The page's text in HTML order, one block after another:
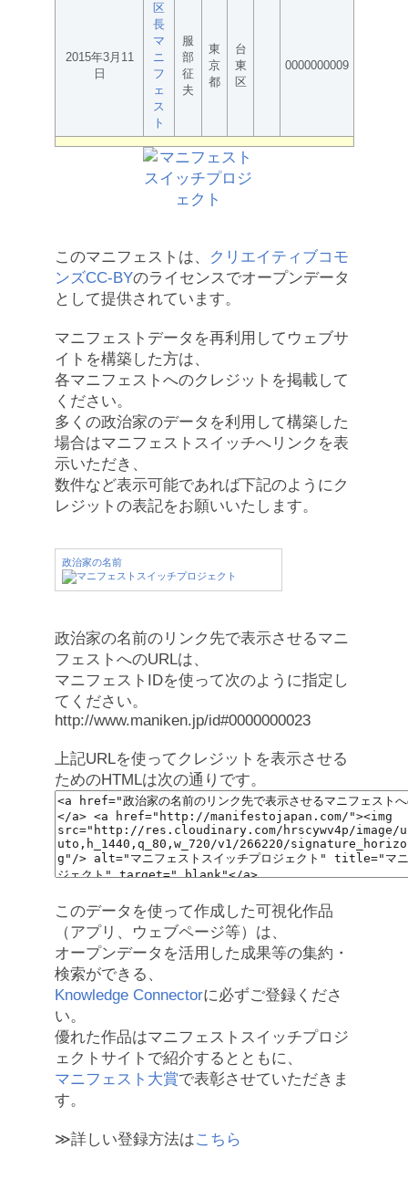
2015年3月11
日
区
長
マ
ニ
フ
ェ
ス
ト
服
部
征
夫
東
京
都
台
東
区
0000000009
このマニフェストは、
クリエイティブコモ
ンズCC-BYのライセンスでオープンデータ
として提供されています。
マニフェストデータを再利用してウェブサ
イトを構築した方は、
各マニフェストへのクレジットを掲載して
ください。
多くの政治家のデータを利用して構築した
場合はマニフェストスイッチへリンクを表
示いただき、
数件など表示可能であれば下記のようにク
レジットの表記をお願いいたします。
政治家の名前
政治家の名前のリンク先で表示させるマニ
フェストへのURLは、
マニフェストIDを使って次のように指定し
てください。
http://www.maniken.jp/id#0000000023
上記URLを使ってクレジットを表示させる
ためのHTMLは次の通りです。
このデータを使って作成した可視化作品
（アプリ、ウェブページ等）は、
オープンデータを活用した成果等の集約・
検索ができる、
Knowledge Connectorに必ずご登録くださ
い。
優れた作品はマニフェストスイッチプロジ
ェクトサイトで紹介するとともに、
マニフェスト大賞で表彰させていただきま
す。
≫詳しい登録方法はこちら